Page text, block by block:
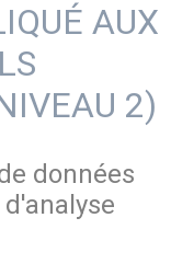
AUX
2)
données